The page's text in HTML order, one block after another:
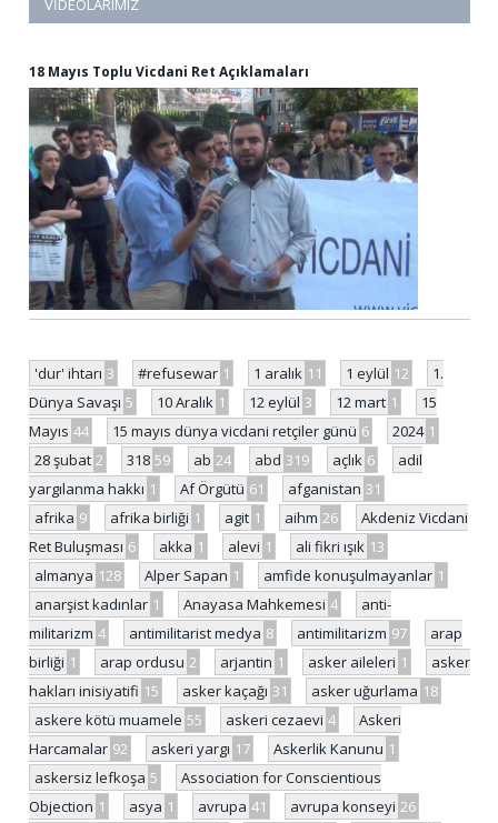
VIDEOLARIMIZ
18 Mayıs Toplu Vicdani Ret Açıklamaları
'dur' ihtarı 3 #refusewar 1 1 aralık 11 1 eylül 12
1.
Dünya Savaşı 5 10 Aralık 1 12 eylül 3 12 mart 1
15
Mayıs 44 15 mayıs dünya vicdani retçiler günü 6 2024 1
28 şubat 2 318 59 ab 24 abd 319 açlık 6
adil
yargılanma hakkı 1 Af Örgütü 61 afganistan 31
afrika 9 afrika birliği 1 agit 1 aihm 26
Akdeniz Vicdani
Ret Buluşması 6 akka 1 alevi 1 ali fikri ışık 13
almanya 128 Alper Sapan 1 amfide konuşulmayanlar 1
anarşist kadınlar 1 Anayasa Mahkemesi 4
anti-
militarizm 4 antimilitarist medya 8 antimilitarizm 97
arap
birliği 1 arap ordusu 2 arjantin 1 asker aileleri 1
asker
hakları inisiyatifi 15 asker kaçağı 31 asker uğurlama 18
askere kötü muamele 55 askeri cezaevi 4
Askeri
Harcamalar 92 askeri yargı 17 Askerlik Kanunu 1
askersiz lefkoşa 5
Association for Conscientious
Objection 1 asya 1 avrupa 41 avrupa konseyi 26